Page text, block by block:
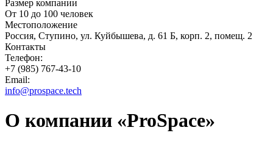
Размер компании
От 10 до 100 человек
Местоположение
Россия, Ступино, ул. Куйбышева, д. 61 Б, корп. 2, помещ. 2
Контакты
Телефон:
+7 (985) 767-43-10
Email:
info@prospace.tech
О компании «ProSpace»